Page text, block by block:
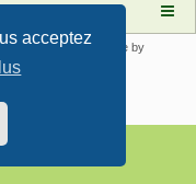
acceptez
Limited | SE Square by